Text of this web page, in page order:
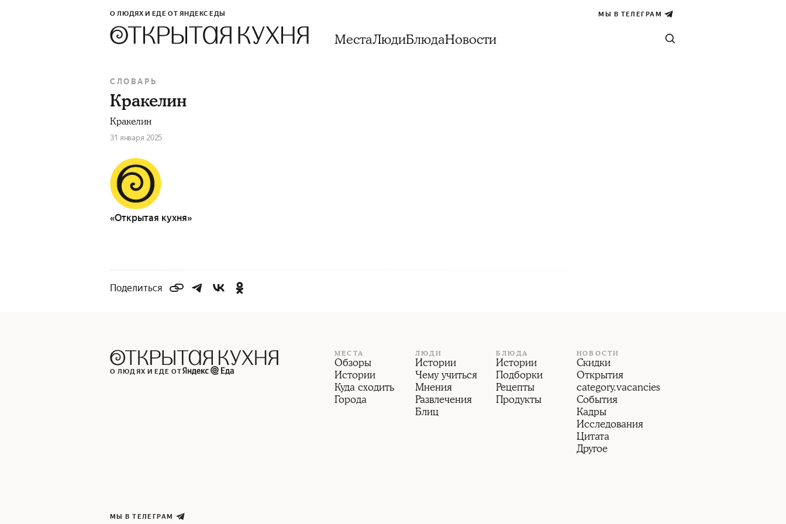
О ЛЮДЯХ И ЕДЕ ОТ ЯНДЕКС ЕДЫ МЫ В ТЕЛЕГРАМ
МестаЛюдиБлюдаНовости
СЛОВАРЬ
Кракелин
Кракелин
31 января 2025
«Открытая кухня»
Поделиться
О ЛЮДЯХ И ЕДЕ ОТ
МЕСТА
Обзоры
Истории
Куда сходить
Города
ЛЮДИ
Истории
Чему учиться
Мнения
Развлечения
Блиц
БЛЮДА
Истории
Подборки
Рецепты
Продукты
НОВОСТИ
Скидки
Открытия
category.vacancies
События
Кадры
Исследования
Цитата
Другое
МЫ В ТЕЛЕГРАМ